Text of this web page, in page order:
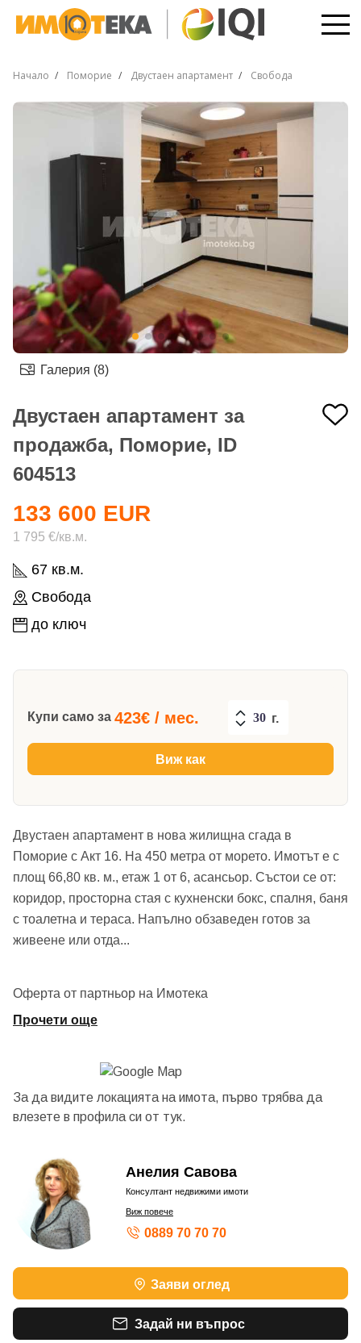
Начало Поморие Двустаен апартамент Свобода
Галерия (8)
Двустаен апартамент за
продажба, Поморие, ID
604513
67 кв.м.
Свобода
до ключ
133 600 EUR
1 795 €/кв.м.
Купи само за 423€ / мес. г.
Виж как
Двустаен апартамент в нова жилищна сгада в
Поморие с Акт 16. На 450 метра от морето. Имотът е с
площ 66,80 кв. м., етаж 1 от 6, асансьор. Състои се от:
коридор, просторна стая с кухненски бокс, спалня, баня
с тоалетна и тераса. Напълно обзаведен готов за
живеене или отда...
Оферта от партньор на Имотека
Прочети още
За да видите локацията на имота, първо трябва да
влезете в профила си от тук.
Анелия Савова
Консултант недвижими имоти
Виж повече
0889 70 70 70
Заяви оглед
Задай ни въпрос